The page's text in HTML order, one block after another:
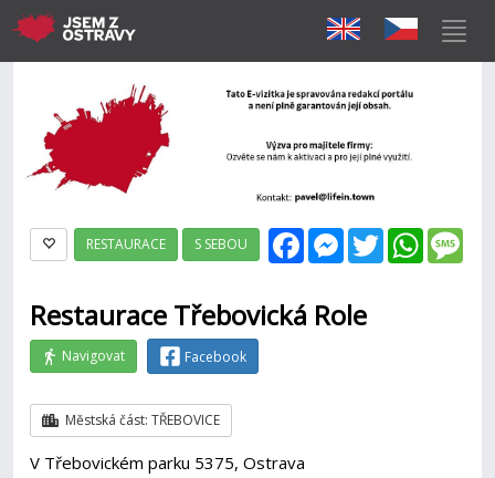
FacebookMessenger
Twitter
RESTAURACE S SEBOU
Restaurace Třebovická Role
Navigovat Facebook
Městská část: TŘEBOVICE
V Třebovickém parku 5375, Ostrava